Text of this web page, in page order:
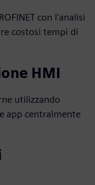
con l'analisi
costosi tempi di
HMI
utilizzando
app centralmente